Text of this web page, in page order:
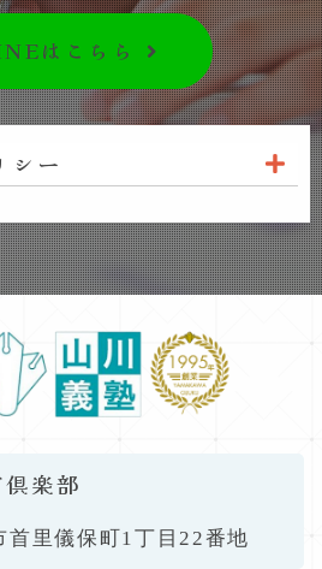
はこちら
シー
楽部
里儀保町1丁目22番地